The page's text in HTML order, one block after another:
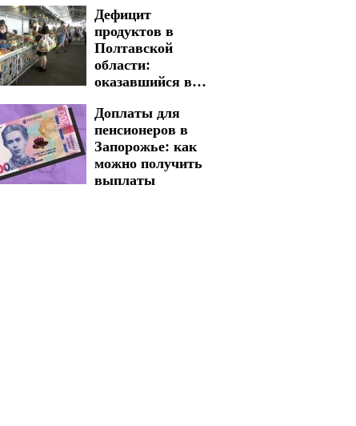
длительных
обесточений
Дефицит
продуктов в
Полтавской
области:
оказавшийся в
Доплаты для
пенсионеров в
Запорожье: как
можно получить
выплаты